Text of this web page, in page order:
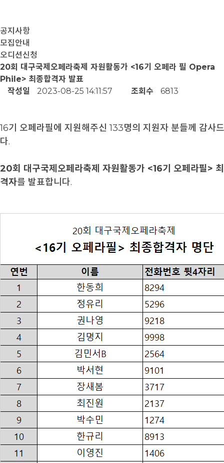
공지사항
모집안내
오디션신청
20회 대구국제오페라축제 자원활동가 <16기 오페라 필 Opera
Phile> 최종합격자 발표
작성일
2023-08-25 14:11:57 조회수 6813
16기 오페라필에 지원해주신 133명의 지원자 분들께 감사
다.
20회 대구국제오페라축제 자원활동가 <16기 오페라필>
격자를 발표합니다.